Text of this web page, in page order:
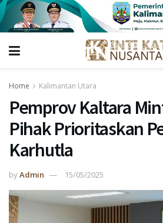
Home Kalimantan Utara
Pemprov Kaltara
Pihak Prioritaskan
Karhutla
byAdmin 15/05/2025